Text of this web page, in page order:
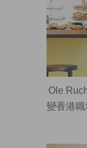
Ole
變香港